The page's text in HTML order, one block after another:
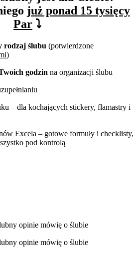
już ponad 15 tysięcy
Par ⤵️
rodzaj ślubu (potwierdzone
)
godzin na organizacji ślubu
– dla kochających stickery, flamastry i
Excela – gotowe formuły i checklisty,
pod kontrolą